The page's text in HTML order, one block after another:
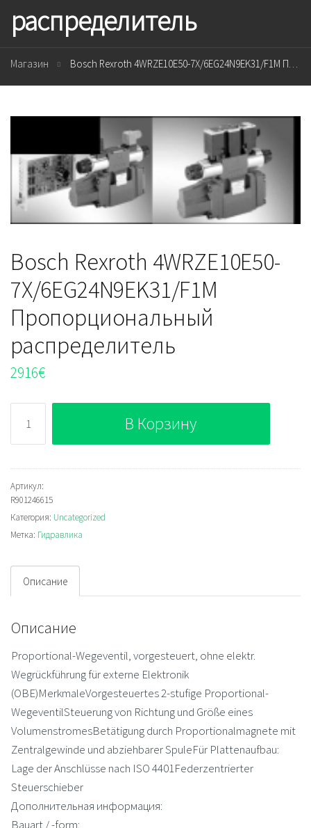
распределитель
Магазин Bosch Rexroth 4WRZE10E50-7X/6EG24N9EK31/F1M Пропорциональный распределитель
Bosch Rexroth 4WRZE10E50-
7X/6EG24N9EK31/F1M
Пропорциональный
распределитель
2916€
Bosch
Rexroth
4WRZE10E50-
7X/6EG24N9EK31/F1M
Пропорциональный
распределитель
В Корзину
Артикул:
R901246615
Категория: Uncategorized
Метка: Гидравлика
Описание
Описание
Proportional-Wegeventil, vorgesteuert, ohne elektr.
Wegrückführung für externe Elektronik
(OBE)MerkmaleVorgesteuertes 2-stufige Proportional-
WegeventilSteuerung von Richtung und Größe eines
VolumenstromesBetätigung durch Proportionalmagnete mit
Zentralgewinde und abziehbarer SpuleFür Plattenaufbau:
Lage der Anschlüsse nach ISO 4401Federzentrierter
Steuerschieber
Дополнительная информация:
Bauart / -form: